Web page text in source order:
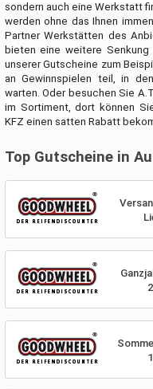
sondern auch eine Werkstatt
werden ohne das Ihnen
Partner Werkstätten des
bieten eine weitere
unserer Gutscheine zum
an Gewinnspielen teil, in
warten. Oder besuchen Sie
im Sortiment, dort können
KFZ einen satten Rabatt
Top Gutscheine in